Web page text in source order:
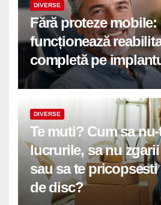
DIVERSE
Fără proteze mobile:
funcționează
completă pe
DIVERSE
Te muti? Cum sa
lucrurile, sa nu
sau sa te
de disc?